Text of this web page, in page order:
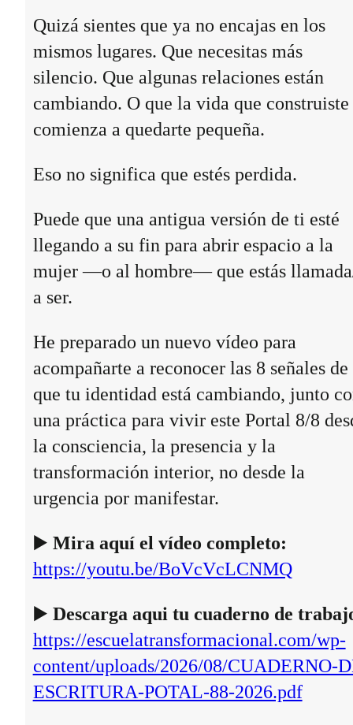
Quizá sientes que ya no encajas en los
mismos lugares. Que necesitas más
silencio. Que algunas relaciones están
cambiando. O que la vida que construiste
comienza a quedarte pequeña.
Eso no significa que estés perdida.
Puede que una antigua versión de ti esté
llegando a su fin para abrir espacio a la
mujer —o al hombre— que estás
a ser.
He preparado un nuevo vídeo para
acompañarte a reconocer las 8 señales de
que tu identidad está cambiando, junto
una práctica para vivir este Portal 8/8
la consciencia, la presencia y la
transformación interior, no desde la
urgencia por manifestar.
▶️ Mira aquí el vídeo completo:
https://youtu.be/BoVcVcLCNMQ
▶️ Descarga aqui tu cuaderno de
https://escuelatransformacional.com/wp-
content/uploads/2026/08/CUADERNO-
ESCRITURA-POTAL-88-2026.pdf